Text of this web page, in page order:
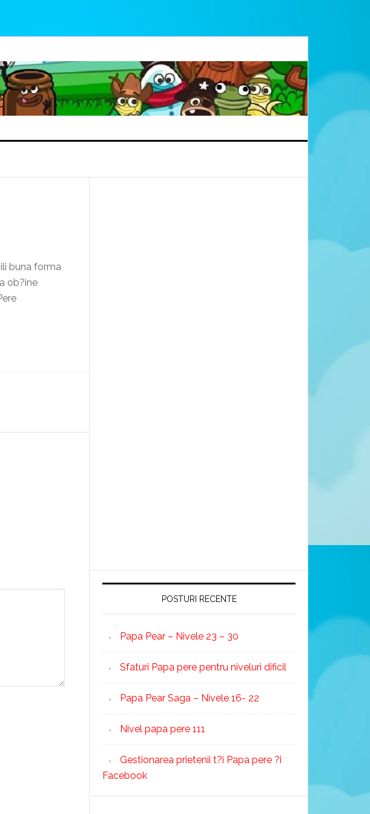
buna forma
ob?ine
POSTURI RECENTE
Papa Pear – Nivele 23 – 30
Sfaturi Papa pere pentru niveluri dificil
Papa Pear Saga – Nivele 16- 22
Nivel papa pere 111
Gestionarea prietenii t?i Papa pere ?i
Facebook